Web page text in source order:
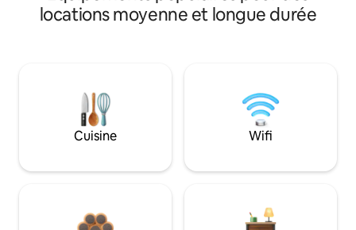
locations moyenne et longue durée
Cuisine Wifi